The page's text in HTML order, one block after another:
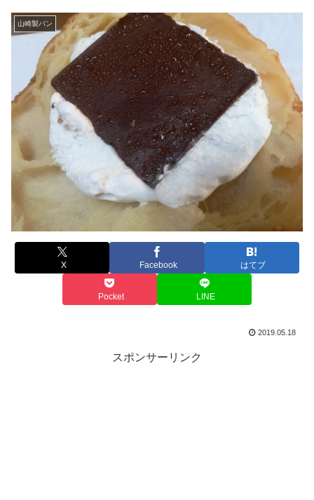
山崎製パン
X Facebook はてブ
Pocket LINE
2019.05.18
スポンサーリンク